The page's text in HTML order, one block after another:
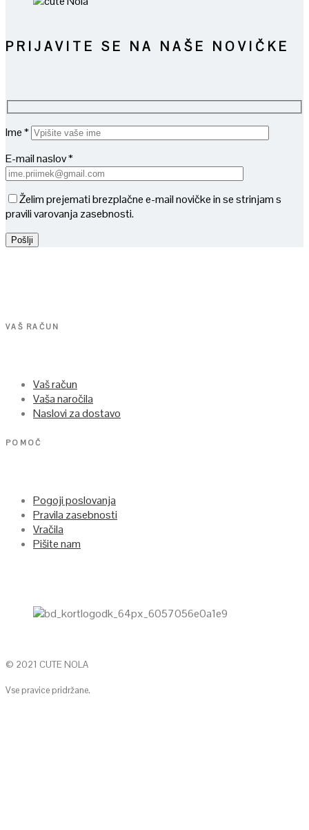
PRIJAVITE SE NA NAŠE NOVIČKE
Ime *
E-mail naslov *
Želim prejemati brezplačne e-mail novičke in se strinjam s
pravili varovanja zasebnosti.
VAŠ RAČUN
Vaš račun
Vaša naročila
Naslovi za dostavo
POMOČ
Pogoji poslovanja
Pravila zasebnosti
Vračila
Pišite nam
© 2021 CUTE NOLA
Vse pravice pridržane.